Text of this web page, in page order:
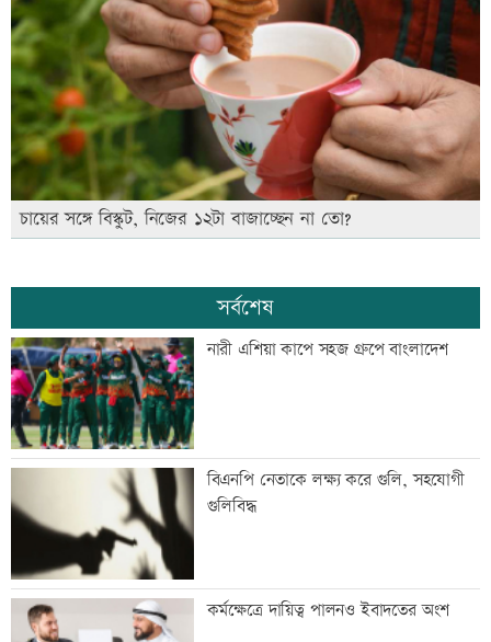
চায়ের সঙ্গে বিস্কুট, নিজের ১২টা বাজাচ্ছেন না তো?
সর্বশেষ
নারী এশিয়া কাপে সহজ গ্রুপে বাংলাদেশ
বিএনপি নেতাকে লক্ষ্য করে গুলি, সহযোগী
গুলিবিদ্ধ
কর্মক্ষেত্রে দায়িত্ব পালনও ইবাদতের অংশ